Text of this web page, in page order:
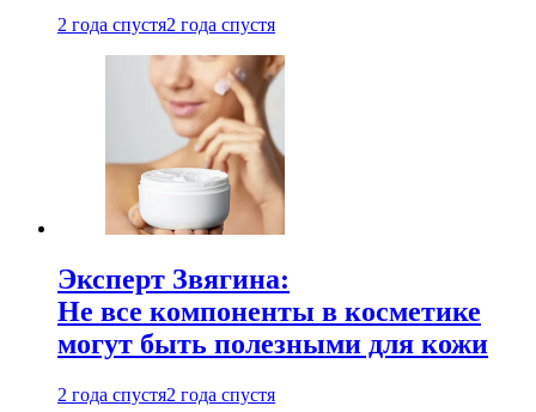
2 года спустя2 года спустя
Эксперт Звягина:
Не все компоненты в косметике
могут быть полезными для кожи
2 года спустя2 года спустя